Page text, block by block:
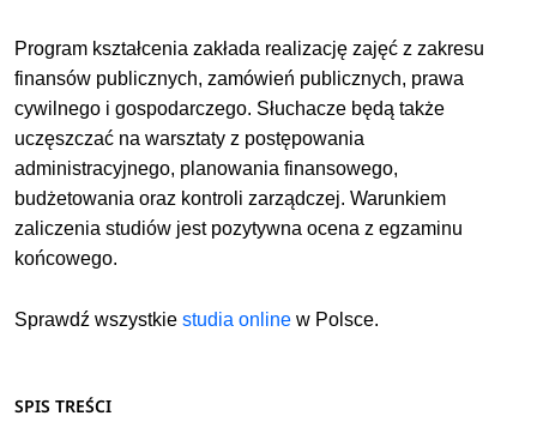
Program kształcenia zakłada realizację zajęć z zakresu
finansów publicznych, zamówień publicznych, prawa
cywilnego i gospodarczego. Słuchacze będą także
uczęszczać na warsztaty z postępowania
administracyjnego, planowania finansowego,
budżetowania oraz kontroli zarządczej. Warunkiem
zaliczenia studiów jest pozytywna ocena z egzaminu
końcowego.
Sprawdź wszystkiestudia online w Polsce.
SPIS TREŚCI